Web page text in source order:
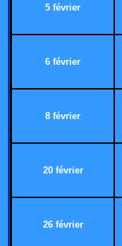
5 février
6 février
8 février
20 février
26 février